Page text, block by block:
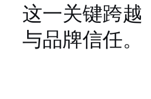
这一关键跨越
与品牌信任。